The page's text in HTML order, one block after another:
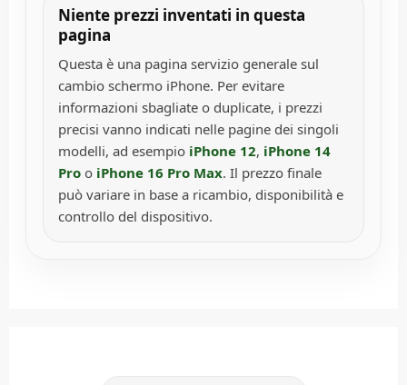
Niente prezzi inventati in questa
pagina
Questa è una pagina servizio generale sul
cambio schermo iPhone. Per evitare
informazioni sbagliate o duplicate, i prezzi
precisi vanno indicati nelle pagine dei singoli
modelli, ad esempio iPhone 12, iPhone 14
Pro o iPhone 16 Pro Max. Il prezzo finale
può variare in base a ricambio, disponibilità e
controllo del dispositivo.